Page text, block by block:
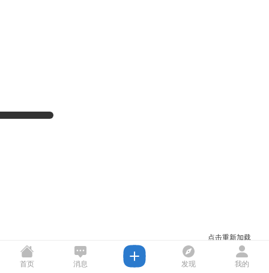
点击重新加载
首页 消息 发现 我的